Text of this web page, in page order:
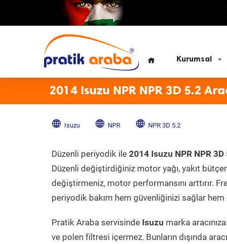
Kurumsal
2014 Isuzu NPR NPR 3D 5.2
Isuzu NPR NPR 3D 5.2
Düzenli periyodik ile 2014 Isuzu NPR NPR 3D
Düzenli değiştirdiğiniz motor yağı, yakıt
değiştirmeniz, motor performansını arttırır.
periyodik bakım hem güvenliğinizi sağlar hem
Pratik Araba servisinde Isuzu marka
ve polen filtresi içermez. Bunların dışında